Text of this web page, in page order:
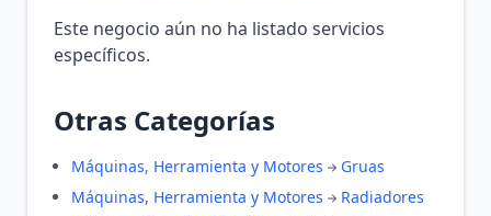
Este negocio aún no ha listado servicios
específicos.
Otras Categorías
Máquinas, Herramienta y Motores
Gruas
Máquinas, Herramienta y Motores
Radiadores